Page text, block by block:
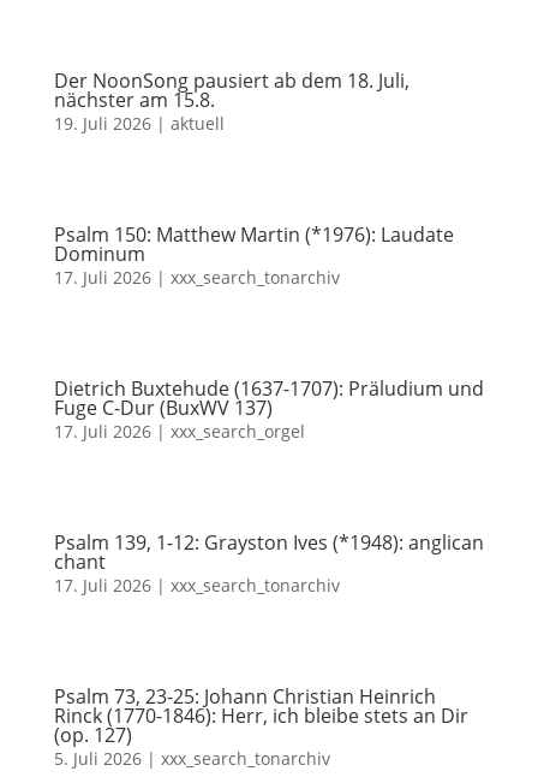
Der NoonSong pausiert ab dem 18. Juli,
nächster am 15.8.
19. Juli 2026| aktuell
Psalm 150: Matthew Martin (*1976): Laudate
Dominum
17. Juli 2026| xxx_search_tonarchiv
Dietrich Buxtehude (1637-1707): Präludium und
Fuge C-Dur (BuxWV 137)
17. Juli 2026| xxx_search_orgel
Psalm 139, 1-12: Grayston Ives (*1948): anglican
chant
17. Juli 2026| xxx_search_tonarchiv
Psalm 73, 23-25: Johann Christian Heinrich
Rinck (1770-1846): Herr, ich bleibe stets an Dir
(op. 127)
5. Juli 2026| xxx_search_tonarchiv